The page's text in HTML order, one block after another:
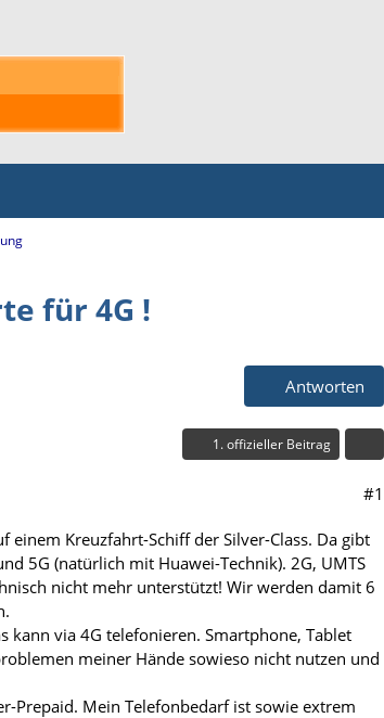
für 4G !
Antworten
1. offizieller Beitrag
#1
einem Kreuzfahrt-Schiff der Silver-Class. Da gibt
5G (natürlich mit Huawei-Technik). 2G, UMTS
nicht mehr unterstützt! Wir werden damit 6
kann via 4G telefonieren. Smartphone, Tablet
meiner Hände sowieso nicht nutzen und
Prepaid. Mein Telefonbedarf ist sowie extrem